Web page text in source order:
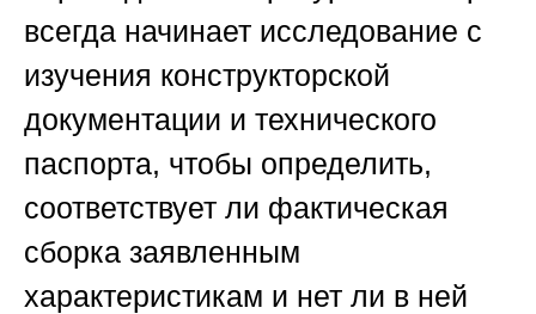
всегда начинает исследование с
изучения конструкторской
документации и технического
паспорта, чтобы определить,
соответствует ли фактическая
сборка заявленным
характеристикам и нет ли в ней